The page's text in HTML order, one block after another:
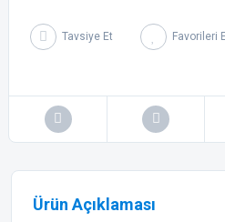
Tavsiye Et
Ürün Açıklaması